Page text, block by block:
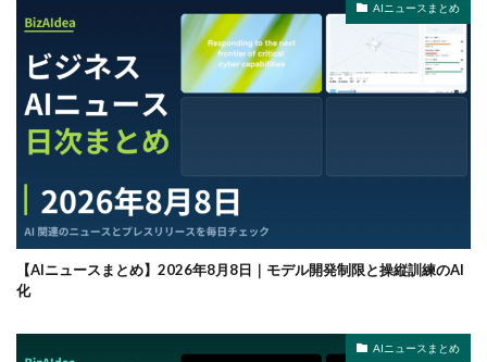
AIニュースまとめ
【AIニュースまとめ】2026年8月8日｜モデル開発制限と操縦訓練のAI
化
AIニュースまとめ